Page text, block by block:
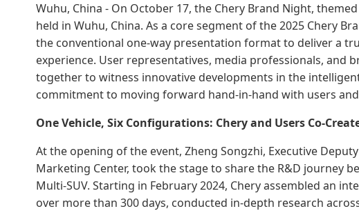
Wuhu, China - On October 17, the Chery Brand Night,
held in Wuhu, China. As a core segment of the 2025 Chery
the conventional one-way presentation format to deliver a
experience. User representatives, media professionals,
together to witness innovative developments in the
commitment to moving forward hand-in-hand with users
One Vehicle, Six Configurations: Chery and Users Co-
At the opening of the event, Zheng Songzhi, Executive
Marketing Center, took the stage to share the R&D journey
Multi-SUV. Starting in February 2024, Chery assembled an
over more than 300 days, conducted in-depth research